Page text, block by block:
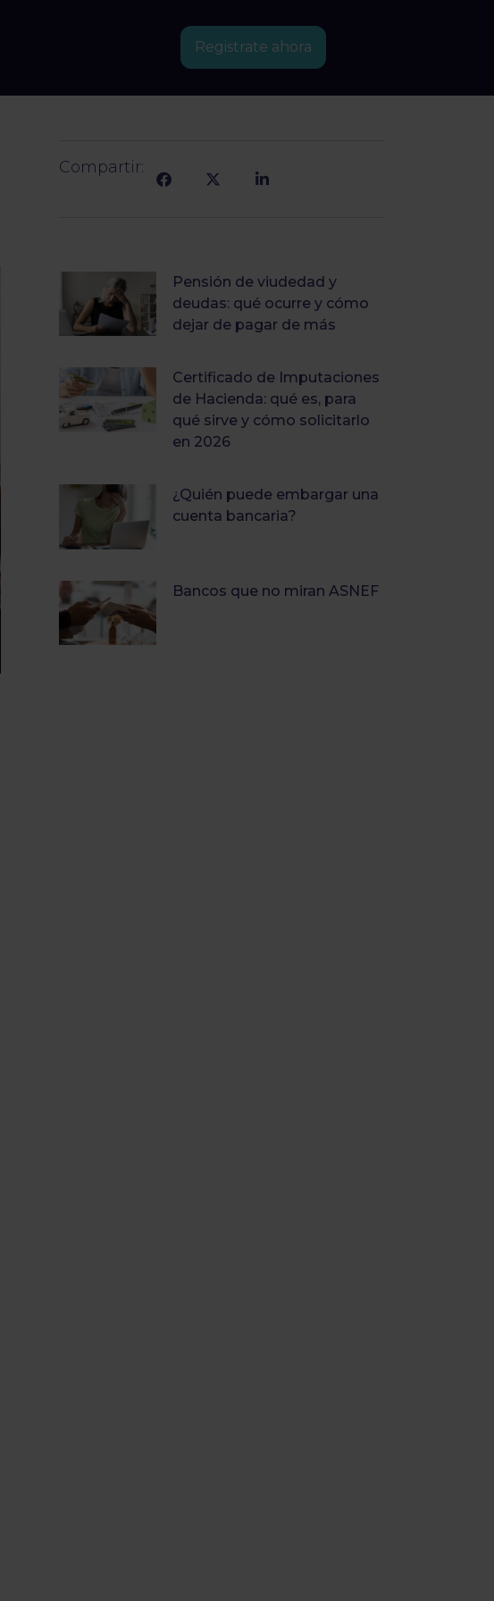
Registrate ahora
Compartir:
Pensión de viudedad y
deudas: qué ocurre y cómo
dejar de pagar de más
Certificado de Imputaciones
de Hacienda: qué es, para
qué sirve y cómo solicitarlo
en 2026
¿Quién puede embargar una
cuenta bancaria?
Bancos que no miran ASNEF